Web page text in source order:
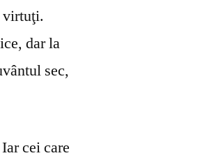
virtuţi.
dar la
sec,
cei care